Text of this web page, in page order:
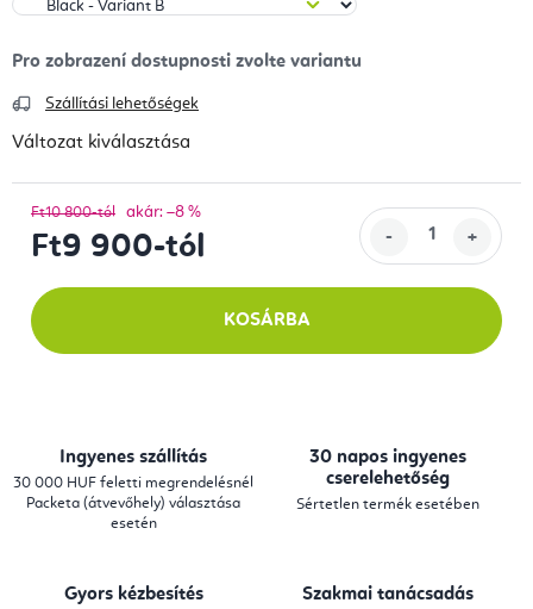
Szállítási lehetőségek
Változat kiválasztása
Ft10 800-tól akár: –8 %
Ft9 900-tól
KOSÁRBA
Ingyenes szállítás
30 000 HUF feletti megrendelésnél
Packeta (átvevőhely) választása
esetén
30 napos ingyenes
cserelehetőség
Sértetlen termék esetében
Gyors kézbesítés Szakmai tanácsadás